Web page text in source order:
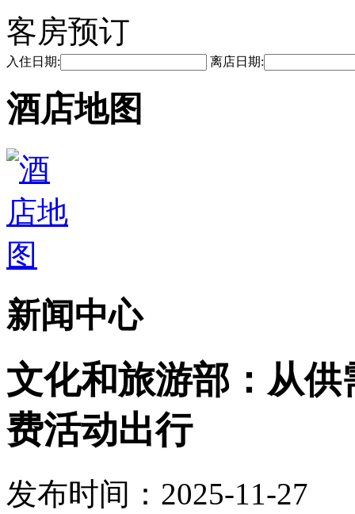
客房预订
入住日期: 离店日期:
酒店地图
新闻中心
文化和旅游部：从
费活动出行
发布时间：2025-11-27